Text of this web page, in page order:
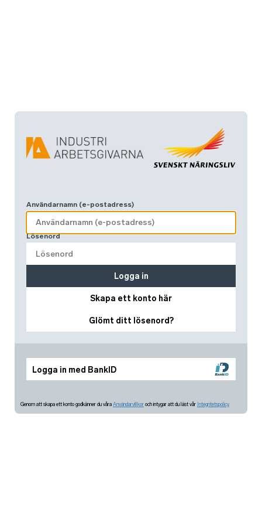
Logga in med BankID
Användarnamn (e-postadress)
Lösenord
Skapa ett konto här
Glömt ditt lösenord?
Logga in
Genom att skapa ett konto godkänner du våra Användarvillkor och intygar att du läst vår Integritetspolicy.